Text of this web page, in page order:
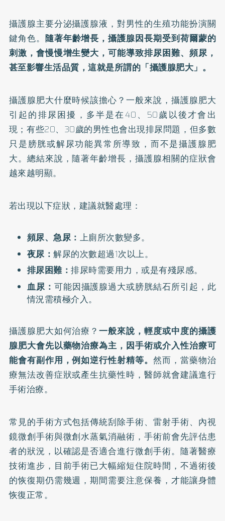
攝護腺主要分泌攝護腺液，對男性的生殖功能扮演關
鍵角色。 隨著年齡增長，攝護腺因長期受到荷爾蒙的
刺激，會慢慢增生變大，可能導致排尿困難、頻尿，
甚至影響生活品質，這就是所謂的「攝護腺肥大」。
攝護腺肥大什麼時候該擔心？一般來說，攝護腺肥大
引起的排尿困擾，多半是在40、50歲以後才會出
現；有些20、30歲的男性也會出現排尿問題，但多數
只是膀胱或解尿功能異常所導致，而不是攝護腺肥
大。總結來說，隨著年齡增長，攝護腺相關的症狀會
越來越明顯。
若出現以下症狀，建議就醫處理：
頻尿、急尿： 上廁所次數變多。
夜尿：解尿的次數超過1次以上。
排尿困難：排尿時需要用力，或是有殘尿感。
血尿： 可能因攝護腺過大或膀胱結石所引起，此
情況需積極介入。
攝護腺肥大如何治療？一般來說，輕度或中度的攝護
腺肥大會先以藥物治療為主，因手術或介入性治療可
能會有副作用，例如逆行性射精等。 然而，當藥物治
療無法改善症狀或產生抗藥性時，醫師就會建議進行
手術治療。
常見的手術方式包括傳統刮除手術、雷射手術、內視
鏡微創手術與微創水蒸氣消融術，手術前會先評估患
者的狀況，以確認是否適合進行微創手術。隨著醫療
技術進步，目前手術已大幅縮短住院時間，不過術後
的恢復期仍需幾週，期間需要注意保養，才能讓身體
恢復正常。